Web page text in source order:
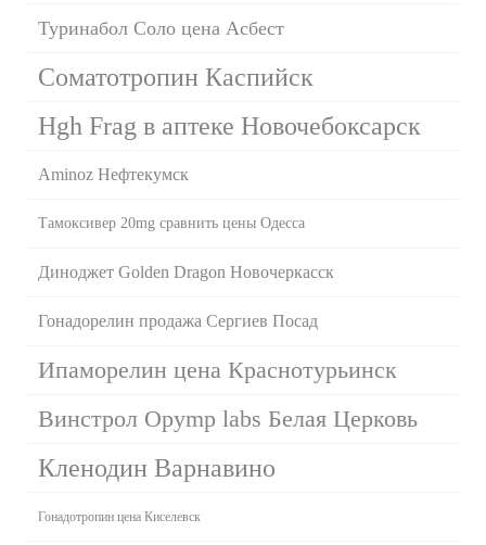
Туринабол Соло цена Асбест
Соматотропин Каспийск
Hgh Frag в аптеке Новочебоксарск
Aminoz Нефтекумск
Тамоксивер 20mg сравнить цены Одесса
Диноджет Golden Dragon Новочеркасск
Гонадорелин продажа Сергиев Посад
Ипаморелин цена Краснотурьинск
Винстрол Opymp labs Белая Церковь
Кленодин Варнавино
Гонадотропин цена Киселевск